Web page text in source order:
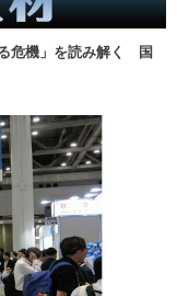
危機」を読み解く 国